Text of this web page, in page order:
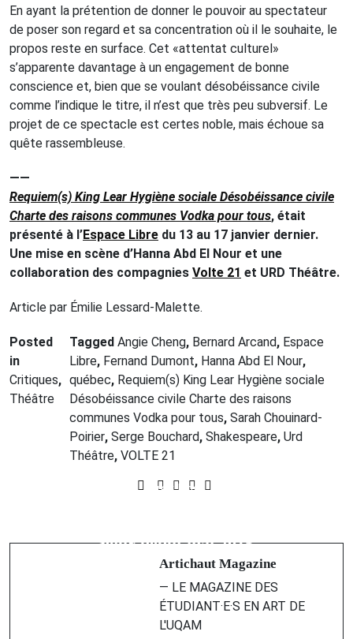
En ayant la prétention de donner le pouvoir au spectateur
de poser son regard et sa concentration où il le souhaite, le
propos reste en surface. Cet «attentat culturel»
s’apparente davantage à un engagement de bonne
conscience et, bien que se voulant désobéissance civile
comme l’indique le titre, il n’est que très peu subversif. Le
projet de ce spectacle est certes noble, mais échoue sa
quête rassembleuse.
——
Requiem(s) King Lear Hygiène sociale Désobéissance civile
Charte des raisons communes Vodka pour tous, était
présenté à l’Espace Libre du 13 au 17 janvier dernier.
Une mise en scène d’Hanna Abd El Nour et une
collaboration des compagnies Volte 21 et URD Théâtre.
Article par Émilie Lessard-Malette.
Posted
in
Critiques,
Théâtre
Tagged Angie Cheng, Bernard Arcand, Espace
Libre, Fernand Dumont, Hanna Abd El Nour,
québec, Requiem(s) King Lear Hygiène sociale
Désobéissance civile Charte des raisons
communes Vodka pour tous, Sarah Chouinard-
Poirier, Serge Bouchard, Shakespeare, Urd
Théâtre, VOLTE 21
Prev Post
pour début mai 2015
Artichaut Magazine
— LE MAGAZINE DES
ÉTUDIANT·E·S EN ART DE
L'UQAM